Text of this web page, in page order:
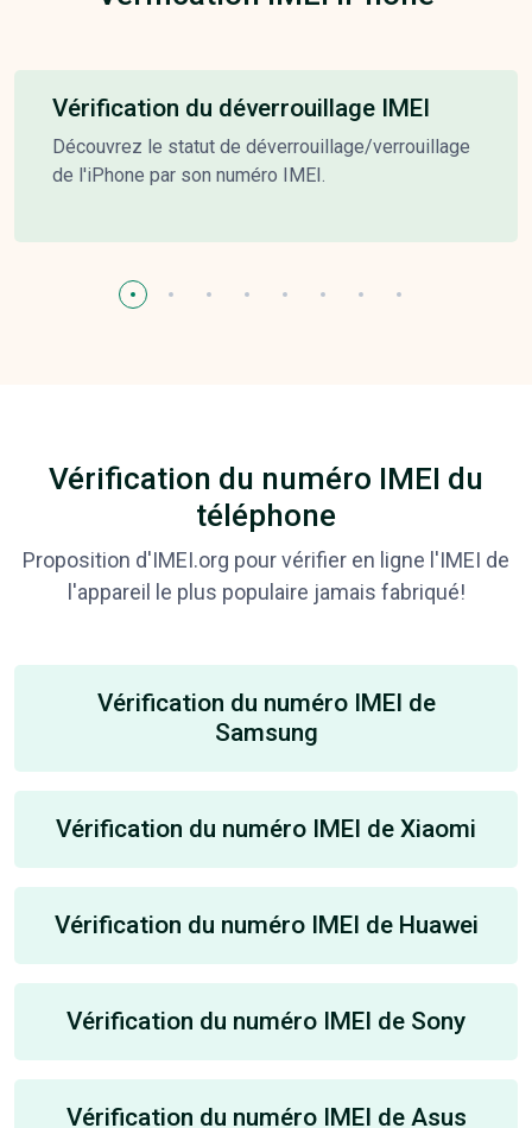
Vérification du déverrouillage IMEI
Découvrez le statut de déverrouillage/verrouillage
de l'iPhone par son numéro IMEI.
Vérification du numéro IMEI du
téléphone
Proposition d'IMEI.org pour vérifier en ligne l'IMEI de
l'appareil le plus populaire jamais fabriqué!
Vérification du numéro IMEI de
Samsung
Vérification du numéro IMEI de Xiaomi
Vérification du numéro IMEI de Huawei
Vérification du numéro IMEI de Sony
Vérification du numéro IMEI de Asus